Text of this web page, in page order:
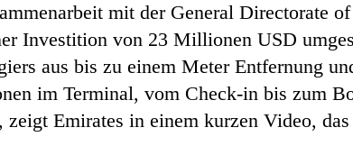
mit der General Directorate
Investition von 23 Millionen USD
aus bis zu einem Meter Entfernung
im Terminal, vom Check-in bis zum
Emirates in einem kurzen Video,